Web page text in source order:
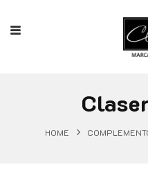
HOME